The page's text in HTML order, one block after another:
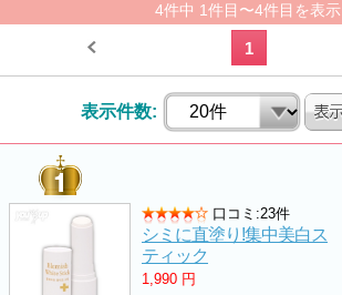
4件中 1件目〜4件目を表示
1
表示件数:
口コミ:23件
シミに直塗り!集中美白ス
ティック
1,990 円